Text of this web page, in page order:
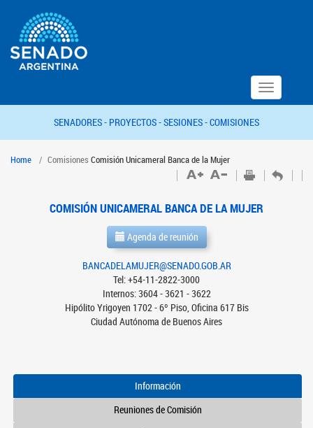
Toggle
navigation
SENADORES - PROYECTOS -SESIONES -COMISIONES
Home Comisiones Comisión Unicameral Banca de la Mujer
COMISIÓN UNICAMERAL BANCA DE LA MUJER
Agenda de reunión
BANCADELAMUJER@SENADO.GOB.AR
Tel: +54-11-2822-3000
Internos: 3604 - 3621 - 3622
Hipólito Yrigoyen 1702 - 6º Piso, Oficina 617 Bis
Ciudad Autónoma de Buenos Aires
Información
Reuniones de Comisión